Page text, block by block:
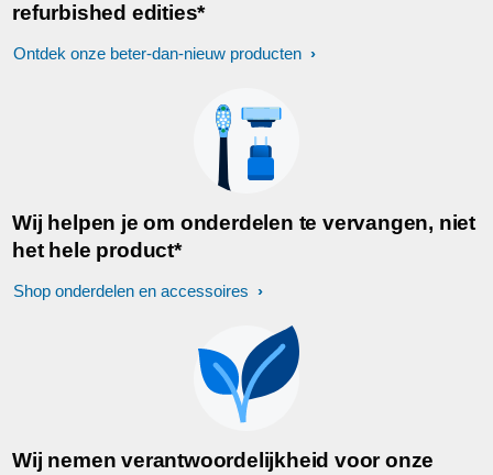
refurbished edities*
Ontdek onze beter-dan-nieuw producten
Wij helpen je om onderdelen te vervangen, niet
het hele product*
Shop onderdelen en accessoires
Wij nemen verantwoordelijkheid voor onze